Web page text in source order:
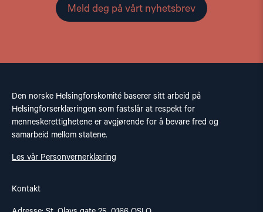
Meld deg på vårt nyhetsbrev
Den norske Helsingforskomité baserer sitt arbeid på
Helsingforserklæringen som fastslår at respekt for
menneskerettighetene er avgjørende for å bevare fred og
samarbeid mellom statene.
Les vår Personvernerklæring
Kontakt